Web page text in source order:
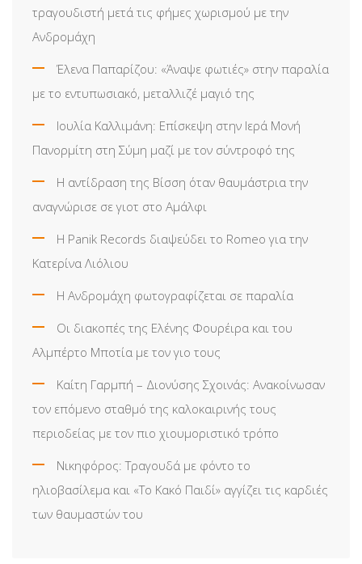
τραγουδιστή μετά τις φήμες χωρισμού με την
Ανδρομάχη
Έλενα Παπαρίζου: «Άναψε φωτιές» στην παραλία
με το εντυπωσιακό, μεταλλιζέ μαγιό της
Ιουλία Καλλιμάνη: Επίσκεψη στην Ιερά Μονή
Πανορμίτη στη Σύμη μαζί με τον σύντροφό της
Η αντίδραση της Βίσση όταν θαυμάστρια την
αναγνώρισε σε γιοτ στο Αμάλφι
Η Panik Records διαψεύδει το Romeo για την
Κατερίνα Λιόλιου
Η Ανδρομάχη φωτογραφίζεται σε παραλία
Οι διακοπές της Ελένης Φουρέιρα και του
Αλμπέρτο Μποτία με τον γιο τους
Καίτη Γαρμπή – Διονύσης Σχοινάς: Ανακοίνωσαν
τον επόμενο σταθμό της καλοκαιρινής τους
περιοδείας με τον πιο χιουμοριστικό τρόπο
Νικηφόρος: Τραγουδά με φόντο το
ηλιοβασίλεμα και «Το Κακό Παιδί» αγγίζει τις καρδιές
των θαυμαστών του